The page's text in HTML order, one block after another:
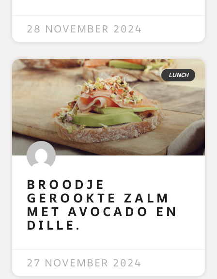
28 NOVEMBER 2024
LUNCH
BROODJE
GEROOKTE ZALM
MET AVOCADO EN
DILLE.
27 NOVEMBER 2024